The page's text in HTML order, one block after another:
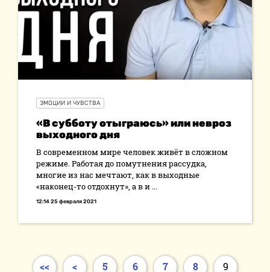
ЭМОЦИИ И ЧУВСТВА
«В субботу отыграюсь» или невроз
выходного дня
В современном мире человек живёт в сложном
режиме. Работая до помутнения рассудка,
многие из нас мечтают, как в выходные
«наконец-то отдохнут», а в и ...
12:14 25 февраля 2021
<< < 5 6 7 8 9